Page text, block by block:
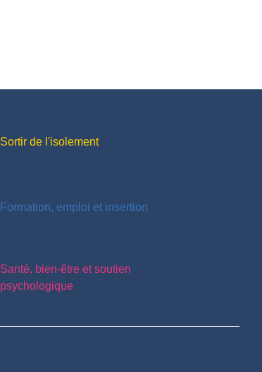
Sortir de l'isolement
Formation, emploi et insertion
Santé, bien-être et soutien
psychologique